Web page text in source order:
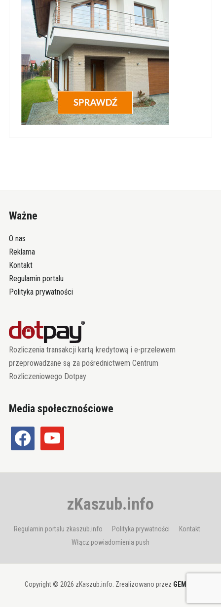
Ważne
O nas
Reklama
Kontakt
Regulamin portalu
Polityka prywatności
Rozliczenia transakcji kartą kredytową i e-przelewem
przeprowadzane są za pośrednictwem Centrum
Rozliczeniowego Dotpay
Media społecznościowe
facebook youtube
zKaszub.info
Regulamin portalu zkaszub.info Polityka prywatności
Kontakt
Włącz powiadomienia push
Copyright © 2026 zKaszub.info. Zrealizowano przez GEMBIT